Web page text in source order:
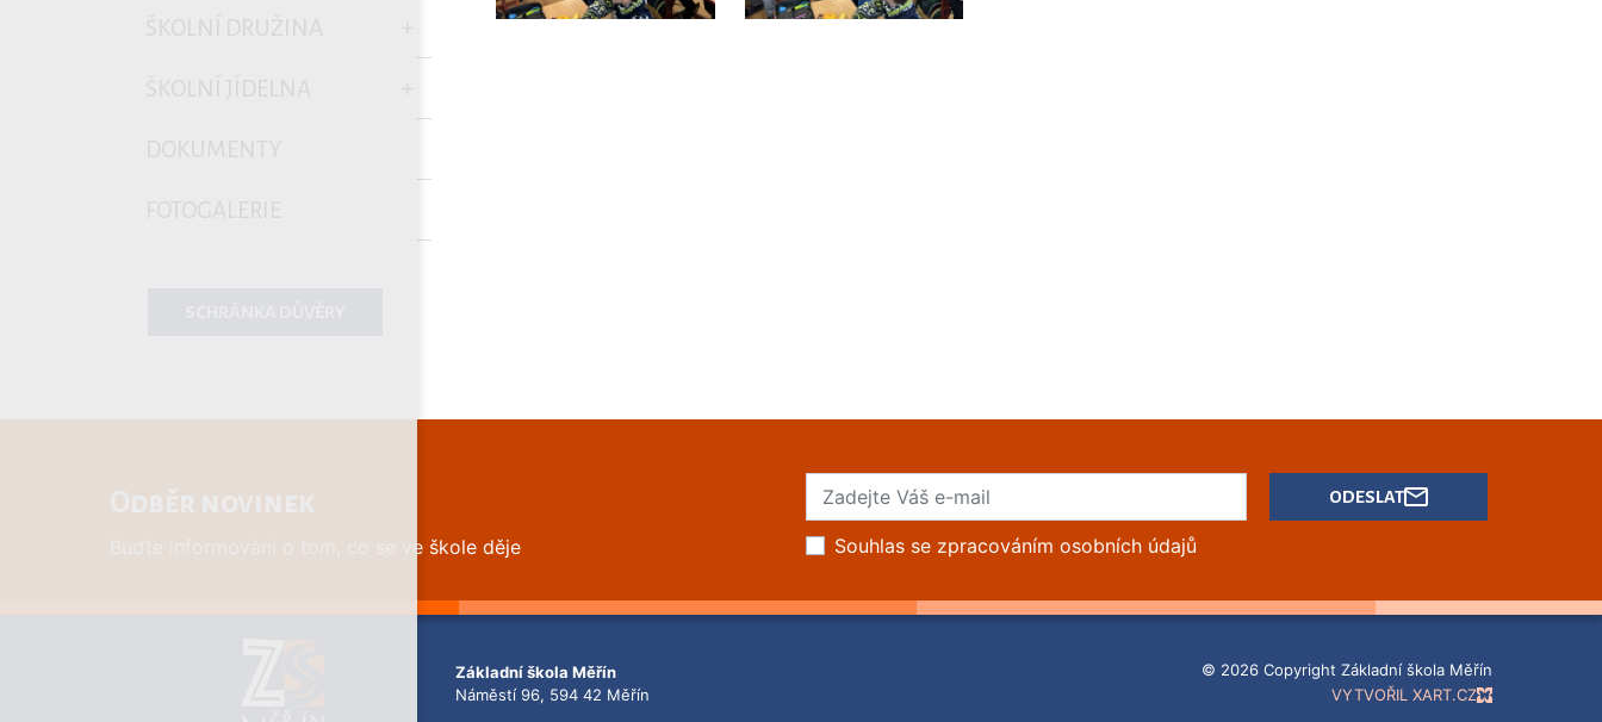
Buďte informováni o tom, co se ve škole děje Souhlas se zpracováním osobních údajů
ODESLAT
Základní škola Měřín
Náměstí 96, 594 42 Měřín
© 2026 Copyright Základní škola Měřín
VYTVOŘIL XART.CZ